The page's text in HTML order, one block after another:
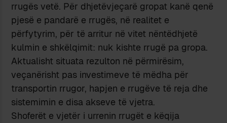
rrugës vetë. Për dhjetëvjeçarë gropat kanë qenë
pjesë e pandarë e rrugës, në realitet e
përfytyrim, për të arritur në vitet nëntëdhjetë
kulmin e shkëlqimit: nuk kishte rrugë pa gropa.
Aktualisht situata rezulton në përmirësim,
veçanërisht pas investimeve të mëdha për
transportin rrugor, hapjen e rrugëve të reja dhe
sistemimin e disa akseve të vjetra.
Shoferët e vjetër i urrenin rrugët e këqija